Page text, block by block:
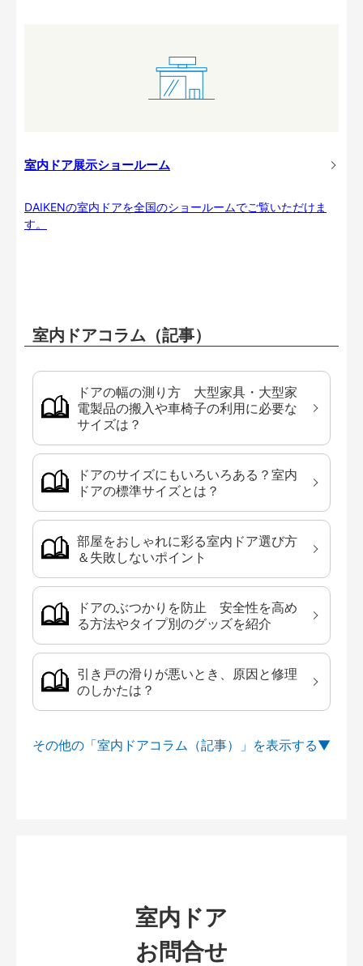
室内ドア展示ショールーム
DAIKENの室内ドアを全国のショールームでご覧いただけま
す。
室内ドアコラム（記事）
ドアの幅の測り方 大型家具・大型家
電製品の搬入や車椅子の利用に必要な
サイズは？
ドアのサイズにもいろいろある？室内
ドアの標準サイズとは？
部屋をおしゃれに彩る室内ドア選び方
＆失敗しないポイント
ドアのぶつかりを防止 安全性を高め
る方法やタイプ別のグッズを紹介
引き戸の滑りが悪いとき、原因と修理
のしかたは？
その他の「室内ドアコラム（記事）」を
室内ドア
お問合せ